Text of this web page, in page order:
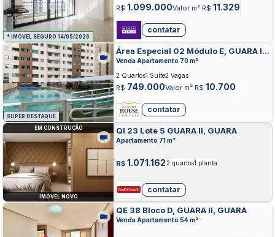
* IMÓVEL SEGURO 14/05/2026
R$ 1.099.000Valor m² R$ 11.329
contatar
SUPER DESTAQUE
Área Especial 02 Módulo E, GUARA II,
GUARA
Venda Apartamento 70 m²
R$ 749.000Valor m² R$ 10.700
2 Quartos1 Suíte2 Vagas
contatar
EM CONSTRUÇÃO
IMÓVEL NOVO
QI 23 Lote 5 GUARA II, GUARA
Apartamento 71 m²
R$ 1.071.1622 quartos1 planta
contatar
QE 38 Bloco D, GUARA II, GUARA
Venda Apartamento 54 m²